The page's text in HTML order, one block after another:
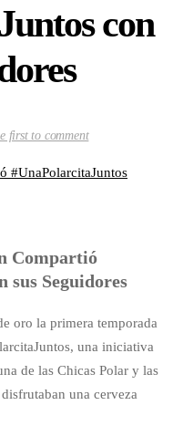
con
first to comment
Compartió
sus Seguidores
oro la primera temporada
una iniciativa
de las Chicas Polar y las
una cerveza